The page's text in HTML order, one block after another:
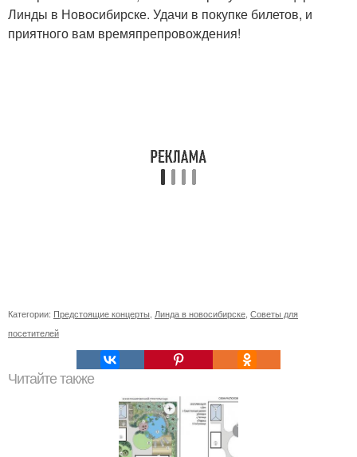
Линды в Новосибирске. Удачи в покупке билетов, и
приятного вам времяпрепровождения!
Категории: Предстоящие концерты Линда в новосибирске Советы для
посетителей
Читайте также